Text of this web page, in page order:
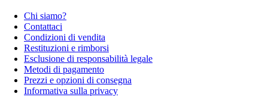
Chi siamo?
Contattaci
Condizioni di vendita
Restituzioni e rimborsi
Esclusione di responsabilità legale
Metodi di pagamento
Prezzi e opzioni di consegna
Informativa sulla privacy